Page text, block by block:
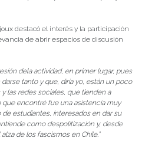
destacó el interés y la participación
de abrir espacios de discusión
dela actividad, en primer lugar, pues
tanto y que, diría yo, están un poco
las redes sociales, que tienden a
encontré fue una asistencia muy
estudiantes, interesados en dar su
como despolitización y, desde
de los fascismos en Chile.”